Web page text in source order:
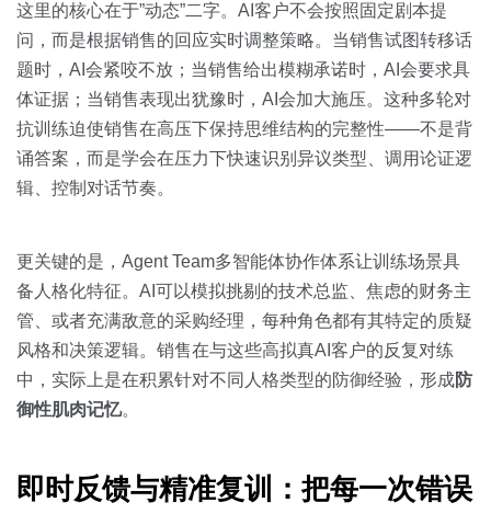
这里的核心在于”动态”二字。AI客户不会按照固定剧本提
问，而是根据销售的回应实时调整策略。当销售试图转移话
题时，AI会紧咬不放；当销售给出模糊承诺时，AI会要求具
体证据；当销售表现出犹豫时，AI会加大施压。这种多轮对
抗训练迫使销售在高压下保持思维结构的完整性——不是背
诵答案，而是学会在压力下快速识别异议类型、调用论证逻
辑、控制对话节奏。
更关键的是，Agent Team多智能体协作体系让训练场景具
备人格化特征。AI可以模拟挑剔的技术总监、焦虑的财务主
管、或者充满敌意的采购经理，每种角色都有其特定的质疑
风格和决策逻辑。销售在与这些高拟真AI客户的反复对练
中，实际上是在积累针对不同人格类型的防御经验，形成防
御性肌肉记忆。
即时反馈与精准复训：把每一次错误